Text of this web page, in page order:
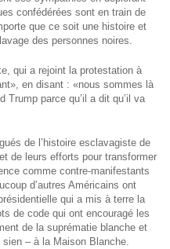
confédérées sont en train de
que ce soit une histoire et
des personnes noires.
qui a rejoint la protestation à
en disant : «nous sommes là
Trump parce qu’il a dit qu’il va
de l’histoire esclavagiste de
de leurs efforts pour transformer
comme contre-manifestants
d’autres Américains ont
qui a mis à terre la
de code qui ont encouragé les
de la suprématie blanche et
sien – à la Maison Blanche.